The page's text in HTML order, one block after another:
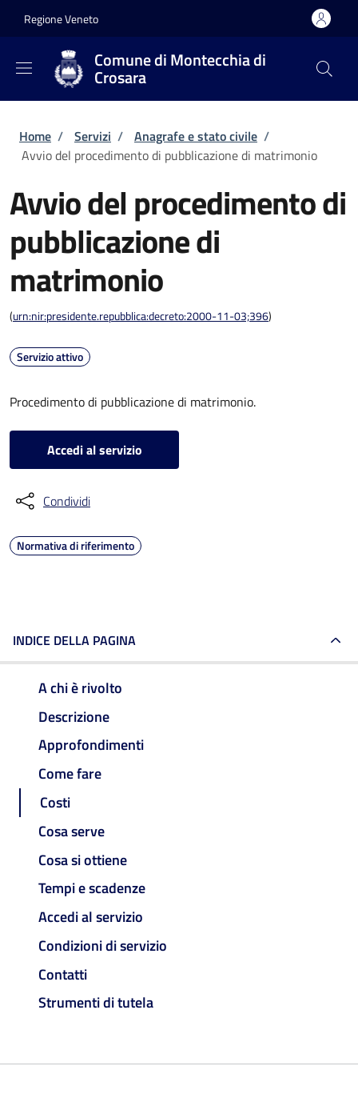
Regione Veneto
Comune di Montecchia di
Crosara
Briciole di pane
Home / Servizi / Anagrafe e stato civile /
Avvio del procedimento di pubblicazione di matrimonio
Avvio del procedimento di
pubblicazione di
matrimonio
(urn:nir:presidente.repubblica:decreto:2000-11-03;396)
Servizio attivo
Procedimento di pubblicazione di matrimonio.
Accedi al servizio
Condividi
Normativa di riferimento
INDICE DELLA PAGINA
A chi è rivolto
Descrizione
Approfondimenti
Come fare
Costi
Cosa serve
Cosa si ottiene
Tempi e scadenze
Accedi al servizio
Condizioni di servizio
Contatti
Strumenti di tutela